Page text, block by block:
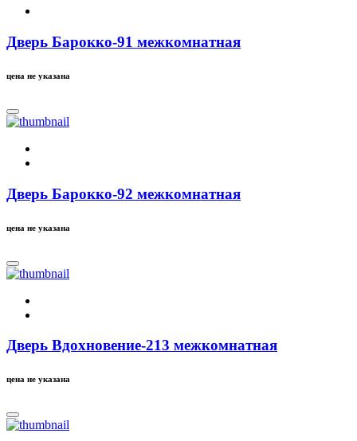
Дверь Барокко-91 межкомнатная
цена не указана
Дверь Барокко-92 межкомнатная
цена не указана
Дверь Вдохновение-213 межкомнатная
цена не указана